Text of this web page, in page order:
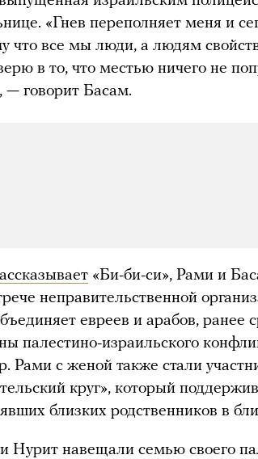
«Гнев переполняет меня и
что все мы люди, а людям
в то, что местью ничего не
— говорит Басам.
«Би-би-си», Рами и
неправительственной
евреев и арабов, ранее
палестино-израильского
Рами с женой также стали
круг», который
близких родственников в
Нурит навещали семью своего